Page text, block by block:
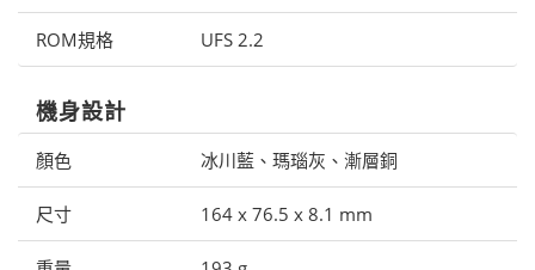
ROM規格 UFS 2.2
機身設計
顏色 冰川藍、瑪瑙灰、漸層銅
尺寸 164 x 76.5 x 8.1 mm